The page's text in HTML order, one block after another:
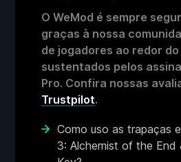
O WeMod é sempre
graças à nossa
de jogadores ao redor do
sustentados pelos
Pro. Confira nossas
Trustpilot.
Como uso as trapaças
3: Alchemist of the End